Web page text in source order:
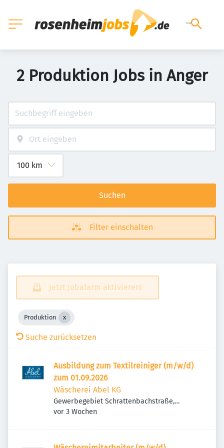
2 Produktion Jobs in Anger
Suchen
Filter einschalten
Jetzt Jobalarm aktivieren!
Produktion
Suche zurücksetzen
Ausbildung zum Textilreiniger (m/w/d)
zum 01.09.2026
Wäscherei Abel KG
Gewerbegebiet Schrattenbachstraße,
Schrattenbachstraße 19, 83454 Anger,
Veröffentlicht
vor 3 Wochen